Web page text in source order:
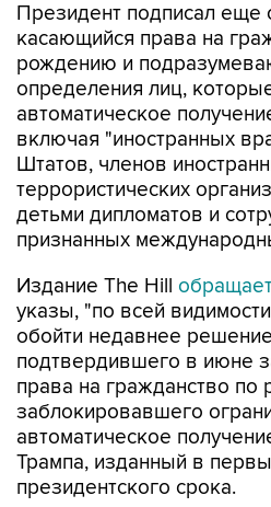
Президент подписал еще
касающийся права на
рождению и
определения лиц,
автоматическое
включая "иностранных
Штатов, членов
террористических
детьми дипломатов и
признанных
Издание The Hill
указы, "по всей
обойти недавнее
подтвердившего в июне
права на гражданство
заблокировавшего
автоматическое
Трампа, изданный в
президентского срока.